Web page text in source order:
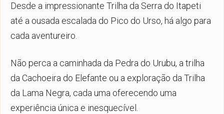
Desde a impressionante Trilha da Serra do Itapeti
até a ousada escalada do Pico do Urso, há algo para
cada aventureiro.
Não perca a caminhada da Pedra do Urubu, a trilha
da Cachoeira do Elefante ou a exploração da Trilha
da Lama Negra, cada uma oferecendo uma
experiência única e inesquecível.